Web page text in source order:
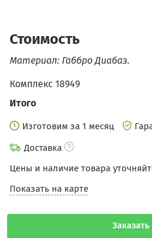
Стоимость
Материал: Габбро Диабаз.
Комплекс 18949
Итого
Изготовим за 1 месяц
Доставка
Цены и наличие товара
Показать на карте
Заказать